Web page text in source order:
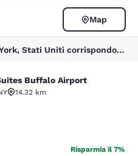
Map
2 hotel vicino a Buffalo, New York, Stati Uniti corrispondono ai tuoi filtri
Buffalo Airport
Buffalo Airport
14.32 km
stelle. Molto buono. 2674
Risparmia il 7%